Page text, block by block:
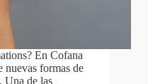
En Cofana
nuevas formas de
Una de las